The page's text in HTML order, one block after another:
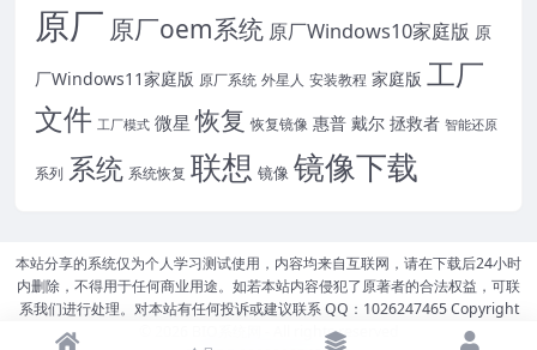
原厂 原厂oem系统 原厂Windows10家庭版 原
厂Windows11家庭版 原厂系统 外星人 安装教程 家庭版 工厂
文件 工厂模式 微星 恢复 恢复镜像 惠普 戴尔 拯救者 智能还原
系列 系统 系统恢复 联想 镜像 镜像下载
本站分享的系统仅为个人学习测试使用，内容均来自互联网，请在下载后24小时
内删除，不得用于任何商业用途。如若本站内容侵犯了原著者的合法权益，可联
系我们进行处理。对本站有任何投诉或建议联系 QQ：1026247465 Copyright
- All rights reserved